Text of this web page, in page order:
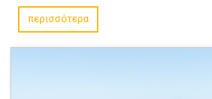
περισσότερα